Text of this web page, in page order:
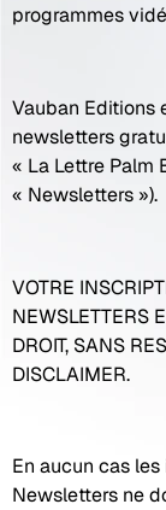
programmes
Vauban Editions
newsletters
« La Lettre Palm
« Newsletters »).
VOTRE
NEWSLETTERS
DROIT, SANS
DISCLAIMER.
En aucun cas
Newsletters ne